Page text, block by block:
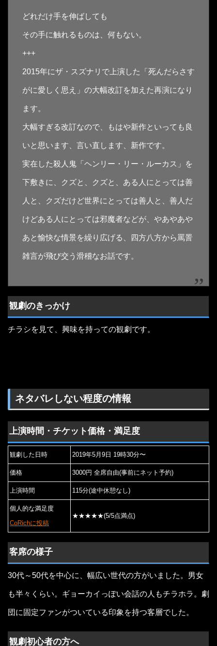
どれだけ手を伸ばしても
その手に触れるものは、何もない。
+++
2015年にザ・スズナリで上演した「死んだらさす
がに愛しく思え」の大幅改訂を加えた再演になり
ます。
大幅すぎる改訂なので、もはや新作といっても良
いと思います、言い直します、新作です。
実在した殺人鬼「ヘンリー・リー・ルーカス」を
下敷きに、クズと、クズと、ある人にとっては善
人と、クズだけど世界にとっては善人と、善人だ
けどある人にとっては邪魔者などが、やあやあや
あと愉快な情景を繰り広げる、四方八方から罵詈
雑言が飛び交う滑稽なお話です。
観劇のきっかけ
チラシを見て、興味を持っての観劇です。
ネタバレしない程度の情報
上演時間・チケット価格・満足度
観劇した日時 2019年5月9日 19時30分〜
価格 3000円 全席自由(事前にネット予約)
上演時間 115分(途中休憩なし)
個人的な満足度
CoRichに投稿
★★★★★(5/5点満点)
客席の様子
30代～50代を中心に、幅広い世代の方がいました。男女
も半々くらい。ギョーカイっぽい会話の人もチラホラ。劇
団に固定ファンがついている印象を持つ客層でした。
観劇初心者の方へ